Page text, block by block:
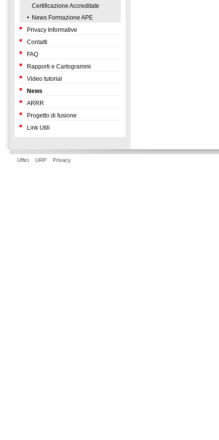
Certificazione Accreditate
News Formazione APE
Privacy Informative
Contatti
FAQ
Rapporti e Cartogrammi
Video tutorial
News
ARRR
Progetto di fusione
Link Utili
Uffici URP Privacy